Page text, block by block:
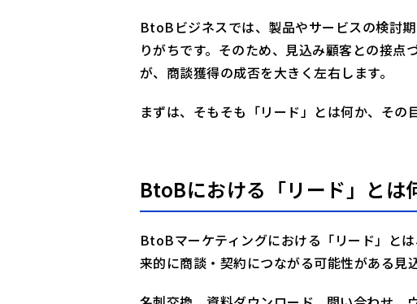
6. メールマーケティング
7. 展示会・リアルイベント
8. 外部メディア・比較サイト掲載
10. コンテンツダウンロード＋ABM施策
① 顧客行動データの活用
③ 営業・マーケティング間の連携強化
チャットボットでは補えない“有人対応”
BtoBビジネスでは、製品やサービスの検討
りがちです。そのため、見込み顧客との接点
が、商談獲得の成否を大きく左右します。
まずは、そもそも「リード」とは何か、その
BtoBにおける「リード」とは
BtoBマーケティングにおける「リード」と
来的に商談・契約につながる可能性がある見